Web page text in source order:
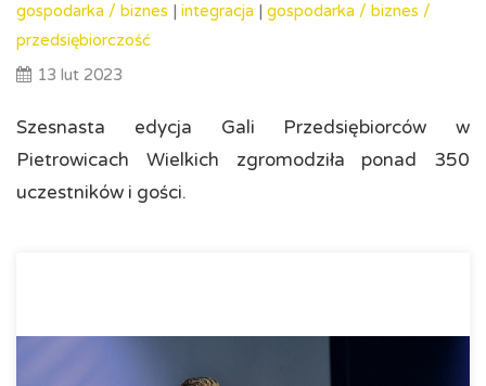
gospodarka / biznes | integracja | gospodarka / biznes /
przedsiębiorczość
13 lut 2023
Szesnasta edycja Gali Przedsiębiorców w
Pietrowicach Wielkich zgromodziła ponad 350
uczestników i gości.